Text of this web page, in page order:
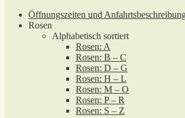
Öffnungszeiten und
Rosen
Alphabetisch sortiert
Rosen: A
Rosen: B – C
Rosen: D – G
Rosen: H – L
Rosen: M – O
Rosen: P – R
Rosen: S – Z